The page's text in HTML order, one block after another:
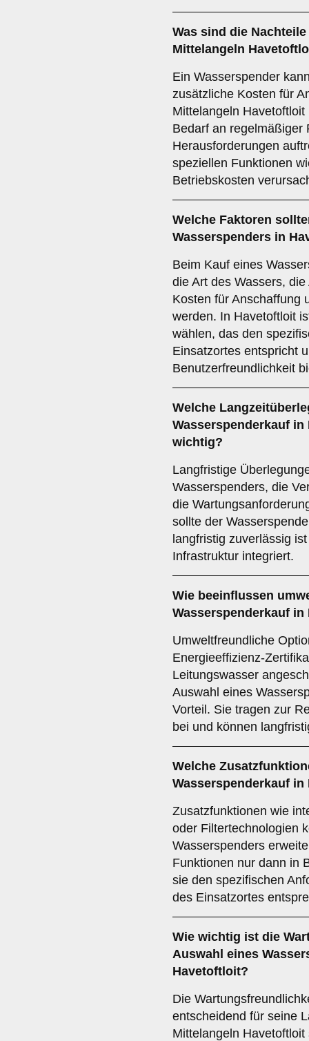
Was sind die Nachteile
Mittelangeln
Ein Wasserspender
zusätzliche Kosten für
Mittelangeln
Bedarf an regelmäßiger
Herausforderungen
speziellen Funktionen
Betriebskosten
Welche Faktoren
Wasserspenders in
Beim Kauf eines
die Art des Wassers,
Kosten für Anschaffung
werden. In Havetoftloit
wählen, das den
Einsatzortes entspricht
Benutzerfreundlichkeit
Welche
Wasserspenderkauf
wichtig?
Langfristige
Wasserspenders, die
die
sollte der
langfristig zuverlässig
Infrastruktur integriert.
Wie beeinflussen
Wasserspenderkauf
Umweltfreundliche
Energieeffizienz-
Leitungswasser
Auswahl eines
Vorteil. Sie tragen zur
bei und können
Welche
Wasserspenderkauf
Zusatzfunktionen wie
oder Filtertechnologien
Wasserspenders
Funktionen nur dann in
sie den spezifischen
des Einsatzortes
Wie wichtig ist die
Auswahl eines
Havetoftloit?
Die
entscheidend für seine
Mittelangeln